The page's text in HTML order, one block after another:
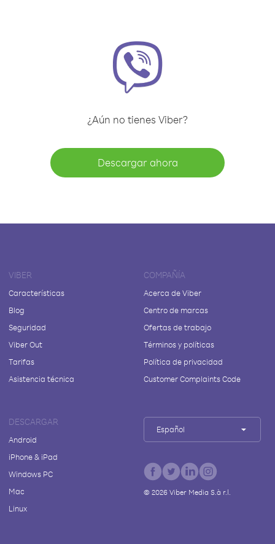
¿Aún no tienes Viber?
Descargar ahora
VIBER
Características
Blog
Seguridad
Viber Out
Tarifas
Asistencia técnica
COMPAÑÍA
Acerca de Viber
Centro de marcas
Ofertas de trabajo
Términos y políticas
Política de privacidad
Customer Complaints Code
DESCARGAR
Android
iPhone & iPad
Windows PC
Mac
Linux
Español
© 2026Viber Media S.à r.l.